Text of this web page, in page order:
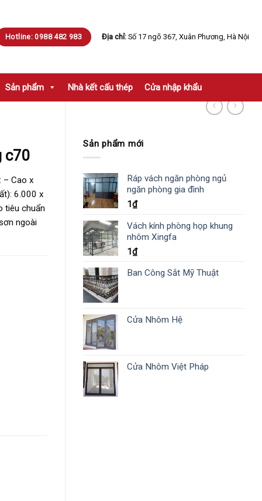
Hotline: 0988 482 983 Địa chỉ: Số 17 ngõ 367, Xuân Phương, Hà Nội
Sản phẩm Nhà kết cấu thép Cửa nhập khẩu
Sản phẩm mới
Ráp vách ngăn phòng ngủ
ngăn phòng gia đình
1₫
Vách kính phòng họp khung
nhôm Xingfa
1₫
Ban Công Sắt Mỹ Thuật
Cửa Nhôm Hệ
Cửa Nhôm Việt Pháp
c70
– Cao x
6.000 x
tiêu chuẩn
ngoài